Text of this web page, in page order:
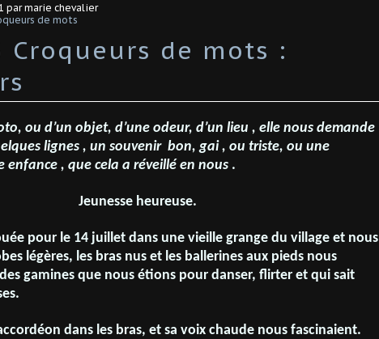
par marie chevalier
de mots
Croqueurs de mots :
ou d’un objet, d’une odeur, d’un lieu , elle nous demande
lignes , un souvenir bon, gai , ou triste, ou une
enfance , que cela a réveillé en nous .
Jeunesse heureuse.
pour le 14 juillet dans une vieille grange du village et nous
légères, les bras nus et les ballerines aux pieds nous
gamines que nous étions pour danser, flirter et qui sait
dans les bras, et sa voix chaude nous fascinaient.